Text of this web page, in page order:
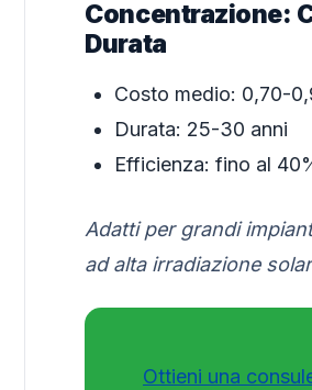
Concentrazione:
Durata
Costo medio: 0,70-
Durata: 25-30 anni
Efficienza: fino al
Adatti per grandi
ad alta irradiazione
Ottieni una